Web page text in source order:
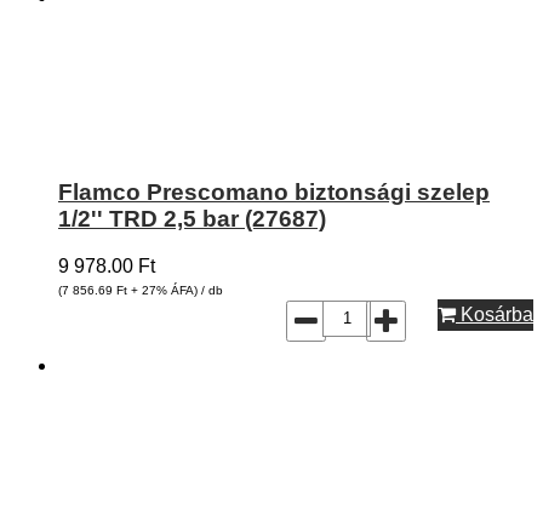
Flamco Prescomano biztonsági szelep
1/2'' TRD 2,5 bar (27687)
9 978.00 Ft
(7 856.69 Ft + 27% ÁFA) / db
Kosárba